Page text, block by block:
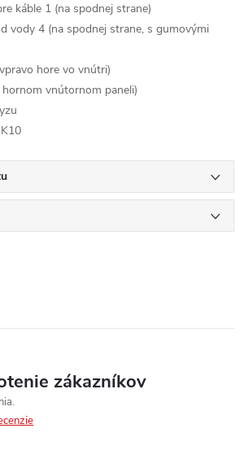
káble 1 (na spodnej strane)
vody 4 (na spodnej strane, s gumovými
hore vo vnútri)
vnútornom paneli)
zákazníkov